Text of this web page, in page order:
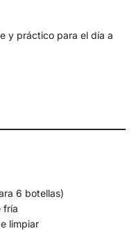
y práctico para el día a
6 botellas)
fría
limpiar